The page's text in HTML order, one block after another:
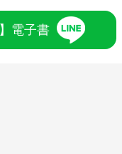
電子書